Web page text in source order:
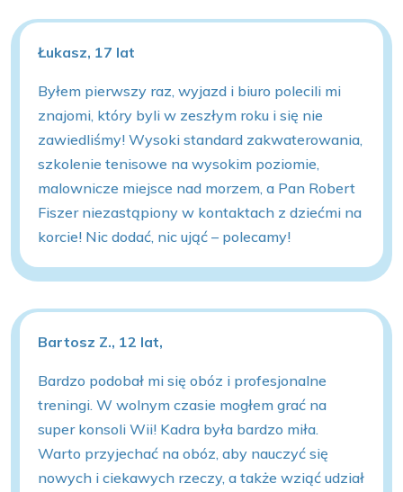
Łukasz, 17 lat
Byłem pierwszy raz, wyjazd i biuro polecili mi
znajomi, który byli w zeszłym roku i się nie
zawiedliśmy! Wysoki standard zakwaterowania,
szkolenie tenisowe na wysokim poziomie,
malownicze miejsce nad morzem, a Pan Robert
Fiszer niezastąpiony w kontaktach z dziećmi na
korcie! Nic dodać, nic ująć – polecamy!
Bartosz Z., 12 lat,
Bardzo podobał mi się obóz i profesjonalne
treningi. W wolnym czasie mogłem grać na
super konsoli Wii! Kadra była bardzo miła.
Warto przyjechać na obóz, aby nauczyć się
nowych i ciekawych rzeczy, a także wziąć udział